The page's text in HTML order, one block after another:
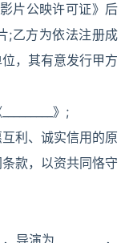
片公映许可证》后
;乙方为依法注册成
，其有意发行甲方
》;
利、诚实信用的原
款，以资共同恪守
导演为_________，